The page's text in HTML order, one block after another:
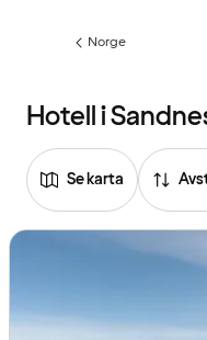
Föregående
Norge
Hotell i
Se karta
Se
över
hotell